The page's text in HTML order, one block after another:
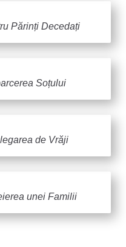
Părinți Decedați
Soțului
de Vrăji
unei Familii